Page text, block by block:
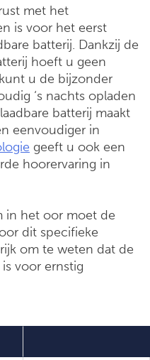
met het
is voor het eerst
batterij. Dankzij de
hoeft u geen
u de bijzonder
‘s nachts opladen
batterij maakt
eenvoudiger in
geeft u ook een
hoorervaring in
in het oor moet de
dit specifieke
om te weten dat de
voor ernstig